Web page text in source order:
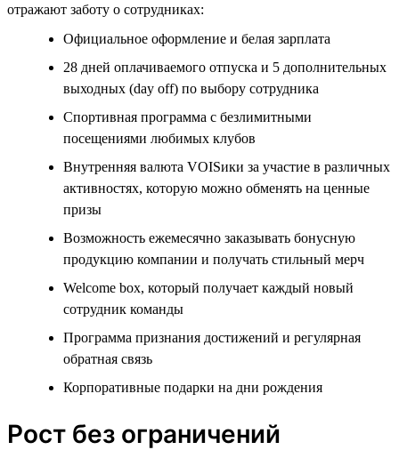
отражают заботу о сотрудниках:
Официальное оформление и белая зарплата
28 дней оплачиваемого отпуска и 5 дополнительных
выходных (day off) по выбору сотрудника
Спортивная программа с безлимитными
посещениями любимых клубов
Внутренняя валюта VOISики за участие в различных
активностях, которую можно обменять на ценные
призы
Возможность ежемесячно заказывать бонусную
продукцию компании и получать стильный мерч
Welcome box, который получает каждый новый
сотрудник команды
Программа признания достижений и регулярная
обратная связь
Корпоративные подарки на дни рождения
Рост без ограничений